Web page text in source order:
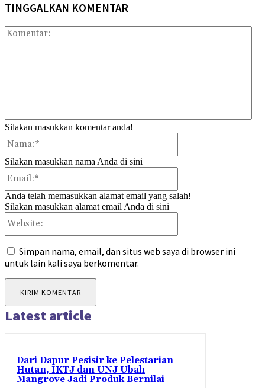
TINGGALKAN KOMENTAR
Silakan masukkan komentar anda!
Silakan masukkan nama Anda di sini
Anda telah memasukkan alamat email yang salah!
Silakan masukkan alamat email Anda di sini
Simpan nama, email, dan situs web saya di browser ini
untuk lain kali saya berkomentar.
Latest article
Dari Dapur Pesisir ke Pelestarian
Hutan, IKTJ dan UNJ Ubah
Mangrove Jadi Produk Bernilai